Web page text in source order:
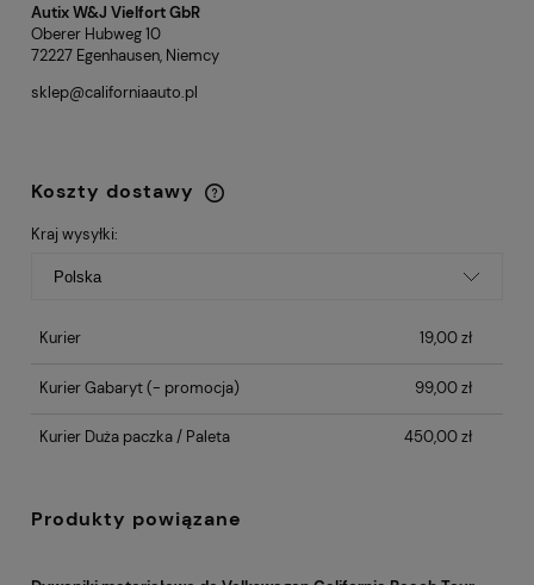
Autix W&J Vielfort GbR
Oberer Hubweg 10
72227 Egenhausen, Niemcy
sklep@californiaauto.pl
Koszty dostawy
Cena nie zawiera ewentualnych kosztów
płatności
Kraj wysyłki:
Kurier 19,00 zł
Kurier Gabaryt(- promocja) 99,00 zł
Kurier Duża paczka / Paleta 450,00 zł
Produkty powiązane